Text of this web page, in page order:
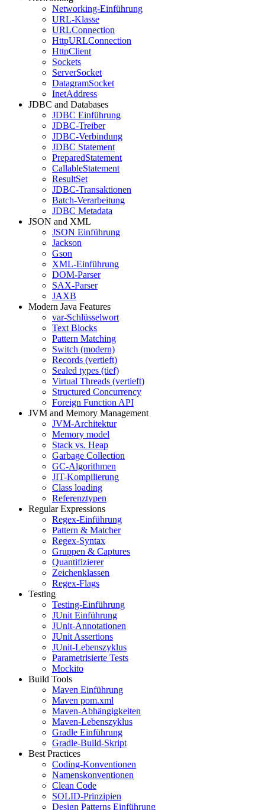
Networking-Einführung
URL-Klasse
URLConnection
HttpURLConnection
HttpClient
Sockets
ServerSocket
DatagramSocket
InetAddress
JDBC and Databases
JDBC Einführung
JDBC-Treiber
JDBC-Verbindung
JDBC Statement
PreparedStatement
CallableStatement
ResultSet
JDBC-Transaktionen
Batch-Verarbeitung
JDBC Metadata
JSON and XML
JSON Einführung
Jackson
Gson
XML-Einführung
DOM-Parser
SAX-Parser
JAXB
Modern Java Features
var-Schlüsselwort
Text Blocks
Pattern Matching
Switch (modern)
Records (vertieft)
Sealed types (tief)
Virtual Threads (vertieft)
Structured Concurrency
Foreign Function API
JVM and Memory Management
JVM-Architektur
Memory model
Stack vs. Heap
Garbage Collection
GC-Algorithmen
JIT-Kompilierung
Class loading
Referenztypen
Regular Expressions
Regex-Einführung
Pattern & Matcher
Regex-Syntax
Gruppen & Captures
Quantifizierer
Zeichenklassen
Regex-Flags
Testing
Testing-Einführung
JUnit Einführung
JUnit-Annotationen
JUnit Assertions
JUnit-Lebenszyklus
Parametrisierte Tests
Mockito
Build Tools
Maven Einführung
Maven pom.xml
Maven-Abhängigkeiten
Maven-Lebenszyklus
Gradle Einführung
Gradle-Build-Skript
Best Practices
Coding-Konventionen
Namenskonventionen
Clean Code
SOLID-Prinzipien
Design Patterns Einführung